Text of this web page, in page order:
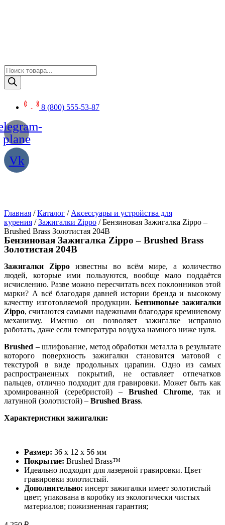
Поиск
товаров
8 (800) 555-53-87
plane
Vk
Главная /Каталог / Аксессуары и устройства для
курения /Зажигалки Zippo / Бензиновая Зажигалка Zippo –
Brushed Brass Золотистая 204B
Бензиновая Зажигалка Zippo – Brushed Brass
Золотистая 204B
Зажигалки Zippo известны во всём мире, а количество
людей, которые ими пользуются, вообще мало поддаётся
исчислению. Разве можно пересчитать всех поклонников этой
марки? А всё благодаря давней истории бренда и высокому
качеству изготовляемой продукции.Бензиновые зажигалки
Zippo, считаются самыми надежными благодаря кремниевому
механизму. Именно он позволяет зажигалке исправно
работать, даже если температура воздуха намного ниже нуля.
Brushed – шлифование, метод обработки металла в результате
которого поверхность зажигалки становится матовой с
текстурой в виде продольных царапин. Одно из самых
распространенных покрытий, не оставляет отпечатков
пальцев, отлично подходит для гравировки. Может быть как
хромированной (серебристой) – Brushed Chrome, так и
латунной (золотистой) – Brushed Brass.
Характеристики зажигалки:
Размер: 36 x 12 x 56 мм
Покрытие: Brushed Brass™
Идеально подходит для лазерной гравировки. Цвет
гравировки золотистый.
Дополнительно: инсерт зажигалки имеет золотистый
цвет; упакована в коробку из экологически чистых
материалов; пожизненная гарантия;